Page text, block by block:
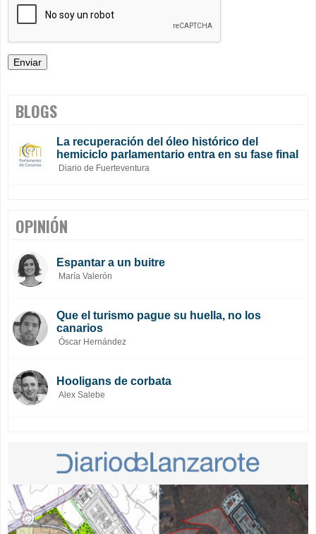
BLOGS
La recuperación del óleo histórico del
hemiciclo parlamentario entra en su fase final
Diario de Fuerteventura
OPINIÓN
Espantar a un buitre
María Valerón
Que el turismo pague su huella, no los
canarios
Óscar Hernández
Hooligans de corbata
Alex Salebe